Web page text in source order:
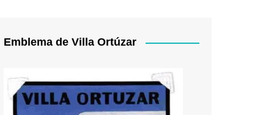
Emblema de Villa Ortúzar